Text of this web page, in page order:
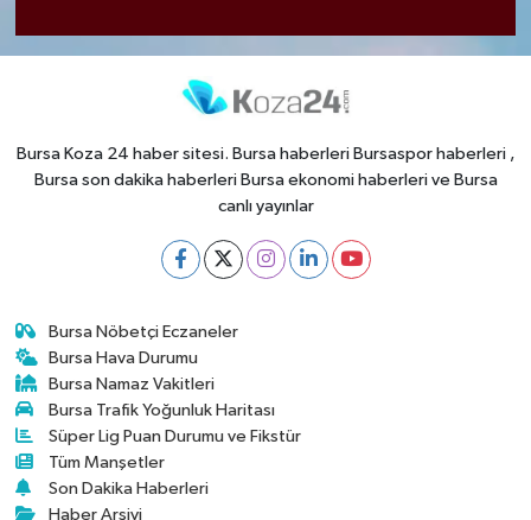
Bursa Koza 24 haber sitesi. Bursa haberleri Bursaspor haberleri ,
Bursa son dakika haberleri Bursa ekonomi haberleri ve Bursa
canlı yayınlar
Bursa Nöbetçi Eczaneler
Bursa Hava Durumu
Bursa Namaz Vakitleri
Bursa Trafik Yoğunluk Haritası
Süper Lig Puan Durumu ve Fikstür
Tüm Manşetler
Son Dakika Haberleri
Haber Arşivi